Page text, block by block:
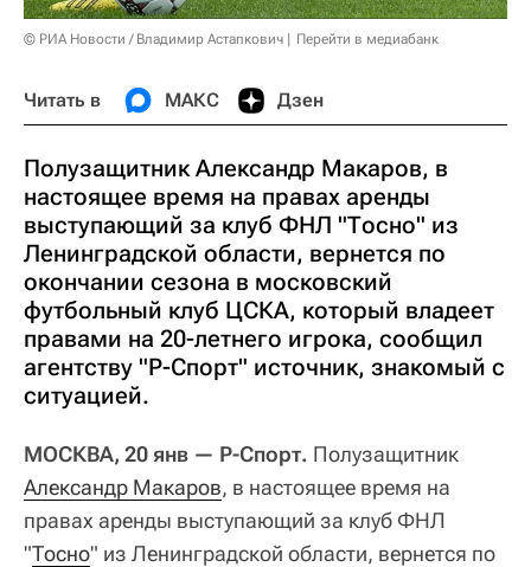
© РИА Новости / Владимир Астапкович Перейти в медиабанк
Читать в МАКС Дзен
Полузащитник Александр Макаров, в
настоящее время на правах аренды
выступающий за клуб ФНЛ "Тосно" из
Ленинградской области, вернется по
окончании сезона в московский
футбольный клуб ЦСКА, который владеет
правами на 20-летнего игрока, сообщил
агентству "Р-Спорт" источник, знакомый с
ситуацией.
МОСКВА, 20 янв — Р-Спорт. Полузащитник
Александр Макаров, в настоящее время на
правах аренды выступающий за клуб ФНЛ
"Тосно" из Ленинградской области, вернется по